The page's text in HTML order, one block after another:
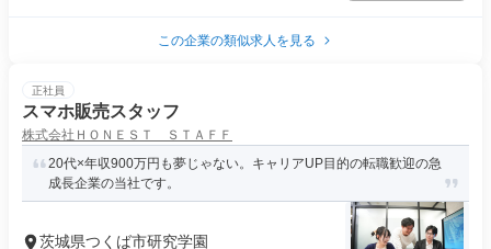
この企業の類似求人を見る
正社員
スマホ販売スタッフ
株式会社ＨＯＮＥＳＴ ＳＴＡＦＦ
20代×年収900万円も夢じゃない。キャリアUP目的の転職歓迎の急
成長企業の当社です。
茨城県つくば市研究学園